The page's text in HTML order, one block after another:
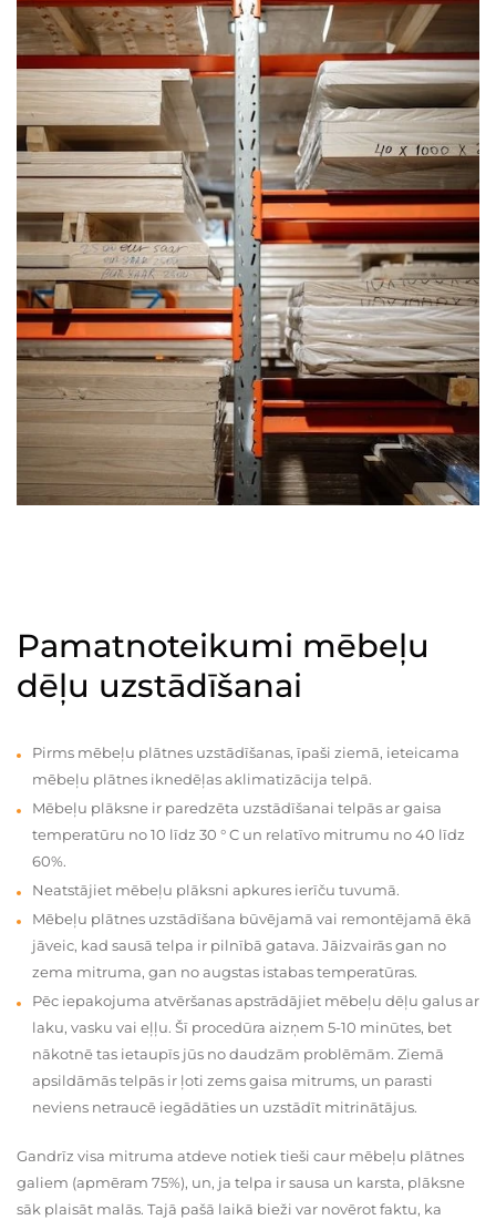
Pamatnoteikumi mēbeļu
dēļu uzstādīšanai
Pirms mēbeļu plātnes uzstādīšanas, īpaši ziemā, ieteicama
mēbeļu plātnes iknedēļas aklimatizācija telpā.
Mēbeļu plāksne ir paredzēta uzstādīšanai telpās ar gaisa
temperatūru no 10 līdz 30 ° C un relatīvo mitrumu no 40 līdz
60%.
Neatstājiet mēbeļu plāksni apkures ierīču tuvumā.
Mēbeļu plātnes uzstādīšana būvējamā vai remontējamā ēkā
jāveic, kad sausā telpa ir pilnībā gatava. Jāizvairās gan no
zema mitruma, gan no augstas istabas temperatūras.
Pēc iepakojuma atvēršanas apstrādājiet mēbeļu dēļu galus ar
laku, vasku vai eļļu. Šī procedūra aizņem 5-10 minūtes, bet
nākotnē tas ietaupīs jūs no daudzām problēmām. Ziemā
apsildāmās telpās ir ļoti zems gaisa mitrums, un parasti
neviens netraucē iegādāties un uzstādīt mitrinātājus.
Gandrīz visa mitruma atdeve notiek tieši caur mēbeļu plātnes
galiem (apmēram 75%), un, ja telpa ir sausa un karsta, plāksne
sāk plaisāt malās. Tajā pašā laikā bieži var novērot faktu, ka